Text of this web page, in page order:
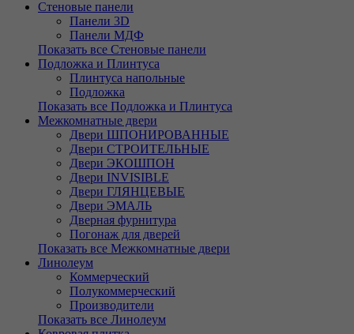
Стеновые панели
Панели 3D
Панели МДФ
Показать все Стеновые панели
Подложка и Плинтуса
Плинтуса напольные
Подложка
Показать все Подложка и Плинтуса
Межкомнатные двери
Двери ШПОНИРОВАННЫЕ
Двери СТРОИТЕЛЬНЫЕ
Двери ЭКОШПОН
Двери INVISIBLE
Двери ГЛЯНЦЕВЫЕ
Двери ЭМАЛЬ
Дверная фурнитура
Погонаж для дверей
Показать все Межкомнатные двери
Линолеум
Коммерческий
Полукоммерческий
Производители
Показать все Линолеум